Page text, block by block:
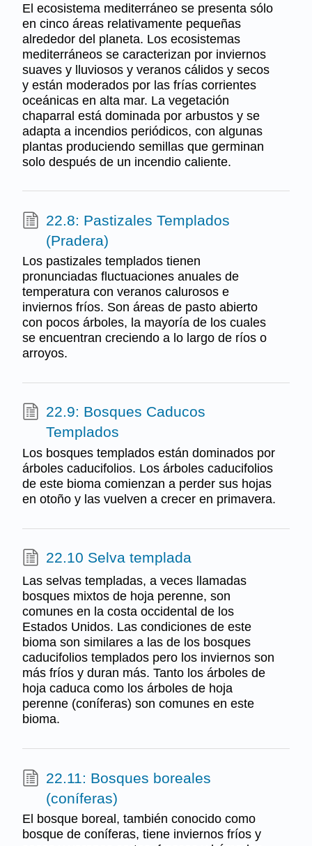
El ecosistema mediterráneo se presenta sólo
en cinco áreas relativamente pequeñas
alrededor del planeta. Los ecosistemas
mediterráneos se caracterizan por inviernos
suaves y lluviosos y veranos cálidos y secos
y están moderados por las frías corrientes
oceánicas en alta mar. La vegetación
chaparral está dominada por arbustos y se
adapta a incendios periódicos, con algunas
plantas produciendo semillas que germinan
solo después de un incendio caliente.
22.8: Pastizales Templados
(Pradera)
Los pastizales templados tienen
pronunciadas fluctuaciones anuales de
temperatura con veranos calurosos e
inviernos fríos. Son áreas de pasto abierto
con pocos árboles, la mayoría de los cuales
se encuentran creciendo a lo largo de ríos o
arroyos.
22.9: Bosques Caducos
Templados
Los bosques templados están dominados por
árboles caducifolios. Los árboles caducifolios
de este bioma comienzan a perder sus hojas
en otoño y las vuelven a crecer en primavera.
22.10 Selva templada
Las selvas templadas, a veces llamadas
bosques mixtos de hoja perenne, son
comunes en la costa occidental de los
Estados Unidos. Las condiciones de este
bioma son similares a las de los bosques
caducifolios templados pero los inviernos son
más fríos y duran más. Tanto los árboles de
hoja caduca como los árboles de hoja
perenne (coníferas) son comunes en este
bioma.
22.11: Bosques boreales
(coníferas)
El bosque boreal, también conocido como
bosque de coníferas, tiene inviernos fríos y